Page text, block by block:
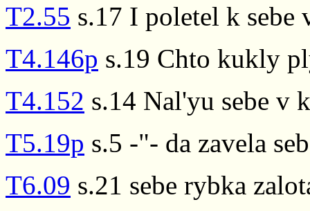
T2.55 s.17 I poletel k
T4.146p s.19 Chto kukly
T4.152 s.14 Nal'yu sebe v
T5.19p s.5 -"- da zavela
T6.09 s.21 sebe rybka